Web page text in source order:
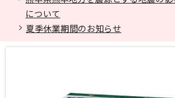
について
夏季休業期間のお知らせ